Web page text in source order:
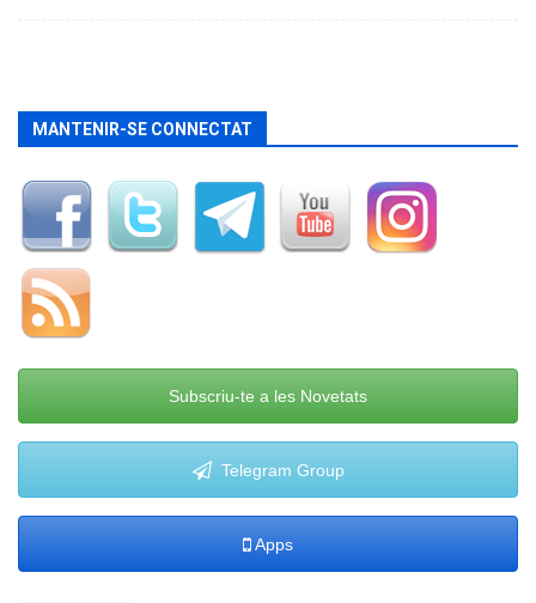
MANTENIR-SE CONNECTAT
Subscriu-te a les Novetats
Telegram Group
Apps